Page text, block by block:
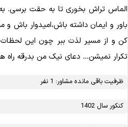
تراش بخوری تا به حقت برسی. به
و ایمان داشته باش،امیدوار باش و
و از مسیر لذت ببر چون این لحظات
نمیشن… دعای نیک من بدرقه راه
ظرفیت باقی مانده مشاور: 1 نفر
کنکور سال 1402